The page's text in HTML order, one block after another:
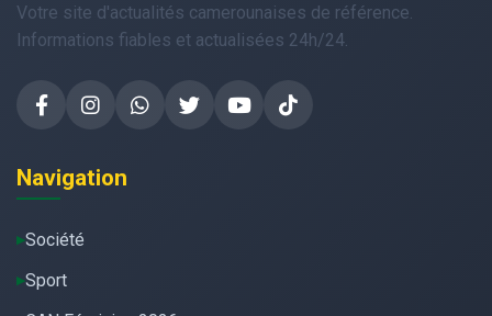
Votre site d'actualités camerounaises de référence.
Informations fiables et actualisées 24h/24.
Navigation
Société
Sport